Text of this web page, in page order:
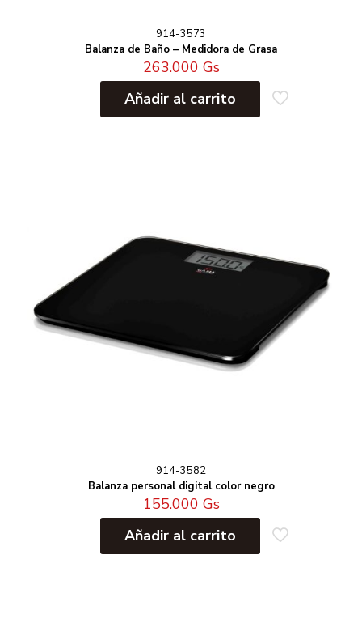
914-3573
Balanza de Baño – Medidora de Grasa
263.000 Gs
Añadir al carrito
914-3582
Balanza personal digital color negro
155.000 Gs
Añadir al carrito